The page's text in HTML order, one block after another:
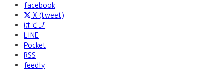
facebook
X (tweet)
はてブ
LINE
Pocket
RSS
feedly